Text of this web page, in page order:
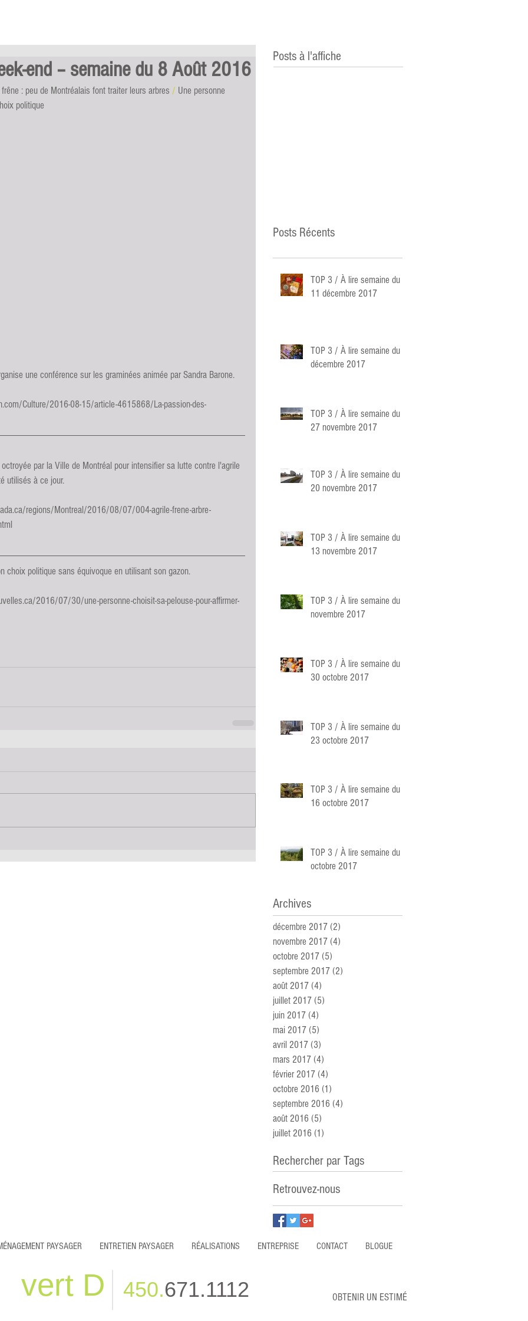
end – semaine du 8 Août 2016
: peu de Montréalais font traiter leurs arbres / Une personne
politique
une conférence sur les graminées animée par Sandra Barone.
Culture/2016-08-15/article-4615868/La-passion-des-
par la Ville de Montréal pour intensifier sa lutte contre l'agrile
utilisés à ce jour.
regions/Montreal/2016/08/07/004-agrile-frene-arbre-
choix politique sans équivoque en utilisant son gazon.
2016/07/30/une-personne-choisit-sa-pelouse-pour-affirmer-
Posts à l'affiche
Posts Récents
TOP 3 / À lire semaine du
11 décembre 2017
TOP 3 / À lire semaine du 4
décembre 2017
TOP 3 / À lire semaine du
27 novembre 2017
TOP 3 / À lire semaine du
20 novembre 2017
TOP 3 / À lire semaine du
13 novembre 2017
TOP 3 / À lire semaine du 6
novembre 2017
TOP 3 / À lire semaine du
30 octobre 2017
TOP 3 / À lire semaine du
23 octobre 2017
TOP 3 / À lire semaine du
16 octobre 2017
TOP 3 / À lire semaine du 9
octobre 2017
Archives
décembre 2017 (2)
novembre 2017 (4)
octobre 2017 (5)
septembre 2017 (2)
août 2017 (4)
juillet 2017 (5)
juin 2017 (4)
mai 2017 (5)
avril 2017 (3)
mars 2017 (4)
février 2017 (4)
octobre 2016 (1)
septembre 2016 (4)
août 2016 (5)
juillet 2016 (1)
Rechercher par Tags
Retrouvez-nous
PAYSAGER ENTRETIEN PAYSAGER RÉALISATIONS ENTREPRISE CONTACT BLOGUE
vert D 450.671.1112 OBTENIR UN ESTIMÉ